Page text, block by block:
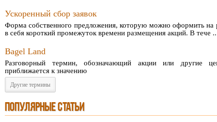
Ускоренный сбор заявок
Форма собственного предложения, которую можно оформить на
в себя короткий промежуток времени размещения акций. В тече
Bagel Land
Разговорный термин, обозначающий акции или другие
приближается к значению
Другие термины
ПОПУЛЯРНЫЕ СТАТЬИ